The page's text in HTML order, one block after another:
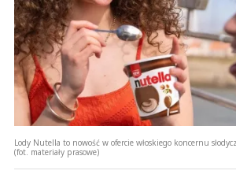
Lody Nutella to nowość w ofercie włoskiego koncernu
(fot. materiały prasowe)